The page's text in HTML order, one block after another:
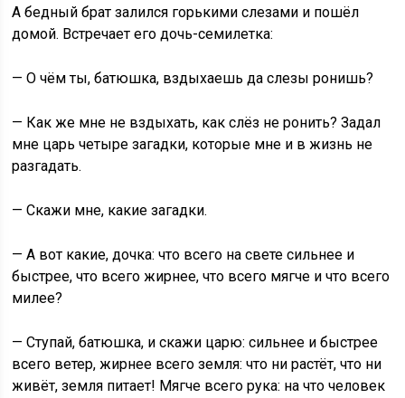
А бедный брат залился горькими слезами и пошёл
домой. Встречает его дочь-семилетка:
— О чём ты, батюшка, вздыхаешь да слезы ронишь?
— Как же мне не вздыхать, как слёз не ронить? Задал
мне царь четыре загадки, которые мне и в жизнь не
разгадать.
— Скажи мне, какие загадки.
— А вот какие, дочка: что всего на свете сильнее и
быстрее, что всего жирнее, что всего мягче и что всего
милее?
— Ступай, батюшка, и скажи царю: сильнее и быстрее
всего ветер, жирнее всего земля: что ни растёт, что ни
живёт, земля питает! Мягче всего рука: на что человек